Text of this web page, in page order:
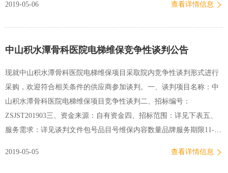
务6专利复审发明专利实用新型外观专利7优先审查发明专利实用新型
记12商标注册13PCT 国 际 专 利 入围专利代理服务机构主要服务职责
为协助甲方处理日常专利事务，包括：1、委托国内外专利事务服务，
包括专利申请、初步审查、实质审查、授权手续和专利权维持等的代
理事务；2、提供著作权事务服务，包括著作权的申请、变更、转让、
许可等代理事务；3、提供专利检索、分析服务，包括查新检索、无效
检索、侵权检索、技术主题检索、专利相关人检索、科技查新检…
2019-05-06 查看详情信息
中山积水潭骨科医院电梯维保竞争性谈判公告
现就中山积水潭骨科医院电梯维保项目采取院内竞争性谈判形式进行
采购，欢迎符合相关条件的供应商参加谈判。一、谈判项目名称：中
山积水潭骨科医院电梯维保项目竞争性谈判二、招标编号：
ZSJST201903三、资金来源：自有资金四、招标范围：详见下表五、
服务需求：详见谈判文件包号品目号维保内容数量品牌服务期限11-1
2019-05-05 查看详情信息